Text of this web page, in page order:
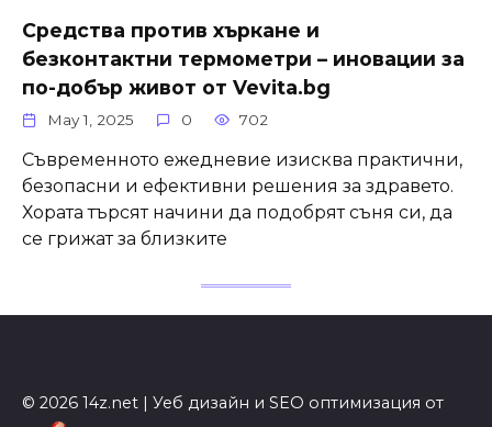
Средства против хъркане и
безконтактни термометри – иновации за
по-добър живот от Vevita.bg
May 1, 2025 0 702
Съвременното ежедневие изисква практични,
безопасни и ефективни решения за здравето.
Хората търсят начини да подобрят съня си, да
се грижат за близките
© 2026 14z.net | Уеб дизайн и SEO оптимизация от